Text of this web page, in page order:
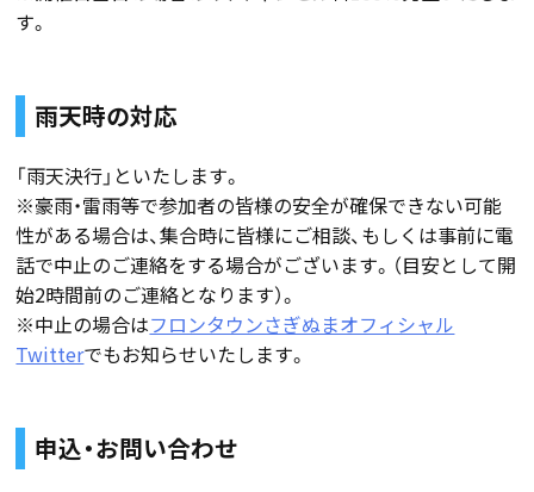
す。
雨天時の対応
「雨天決行」といたします。
※豪雨・雷雨等で参加者の皆様の安全が確保できない可能
性がある場合は、集合時に皆様にご相談、もしくは事前に電
話で中止のご連絡をする場合がございます。（目安として開
始2時間前のご連絡となります）。
※中止の場合はフロンタウンさぎぬまオフィシャル
Twitterでもお知らせいたします。
申込・お問い合わせ